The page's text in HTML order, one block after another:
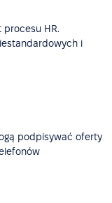
HR.
i
podpisywać oferty